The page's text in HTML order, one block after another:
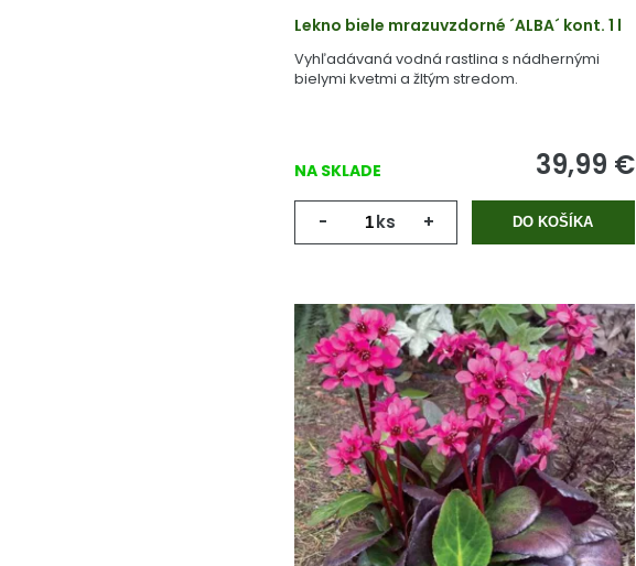
Lekno biele mrazuvzdorné ´ALBA´ kont. 1 l
Vyhľadávaná vodná rastlina s nádhernými
bielymi kvetmi a žltým stredom.
NA SKLADE 39,99 €
- ks + DO KOŠÍKA